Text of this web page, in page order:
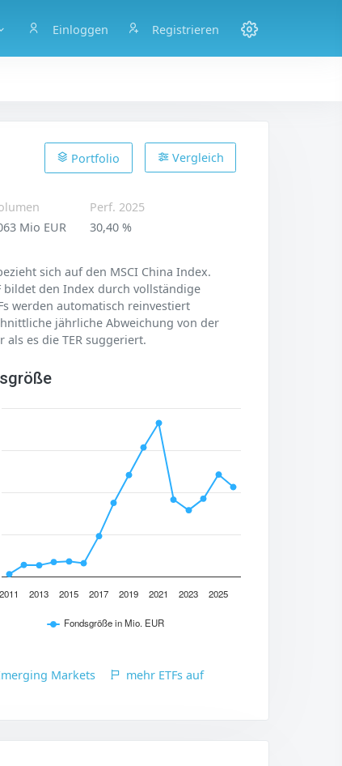
Einloggen Registrieren
Vergleich
Portfolio
Mio EUR
Perf. 2025
30,40 %
sich auf den MSCI China Index.
bildet den Index durch vollständige
werden automatisch reinvestiert
jährliche Abweichung von der
es die TER suggeriert.
Fondsgröße in Mio. EUR
2011 2013 2015 2017 2019 2021 2023 2025
Markets
mehr ETFs auf